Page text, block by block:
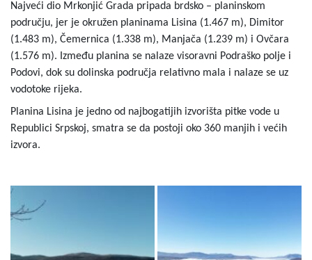
Najveći dio Mrkonjić Grada pripada brdsko – planinskom
području, jer je okružen planinama Lisina (1.467 m), Dimitor
(1.483 m), Čemernica (1.338 m), Manjača (1.239 m) i Ovčara
(1.576 m). Između planina se nalaze visoravni Podraško polje i
Podovi, dok su dolinska područja relativno mala i nalaze se uz
vodotoke rijeka.
Planina Lisina je jedno od najbogatijih izvorišta pitke vode u
Republici Srpskoj, smatra se da postoji oko 360 manjih i većih
izvora.